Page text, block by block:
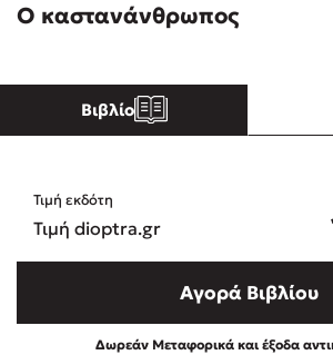
Ένας γίγαντας στο
Πάνω, κάτω,
Ο καστανάνθρωπος
Βιβλίο
Τιμή εκδότη
Τιμή dioptra.gr
Αγορά Βιβλίου
Δωρεάν Μεταφορικά και έξοδα